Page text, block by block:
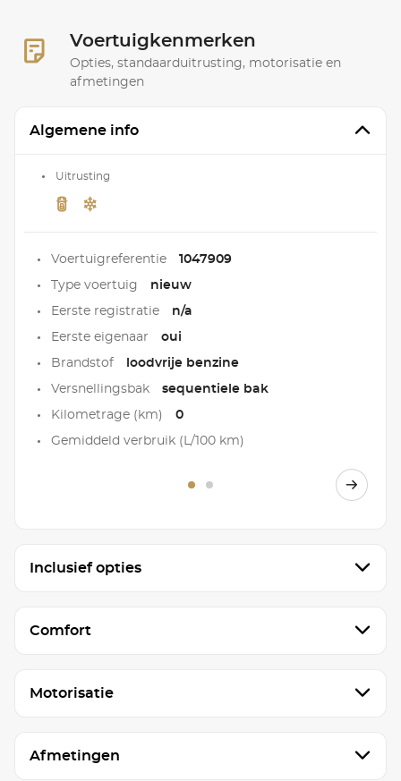
Voertuigkenmerken
Opties, standaarduitrusting, motorisatie en
afmetingen
Algemene info
Uitrusting
Voertuigreferentie 1047909
Type voertuig nieuw
Eerste registratie n/a
Eerste eigenaar oui
Brandstof loodvrije benzine
Versnellingsbak sequentiele bak
Kilometrage (km) 0
Gemiddeld verbruik (L/100 km)
Inclusief opties
Comfort
Motorisatie
Afmetingen